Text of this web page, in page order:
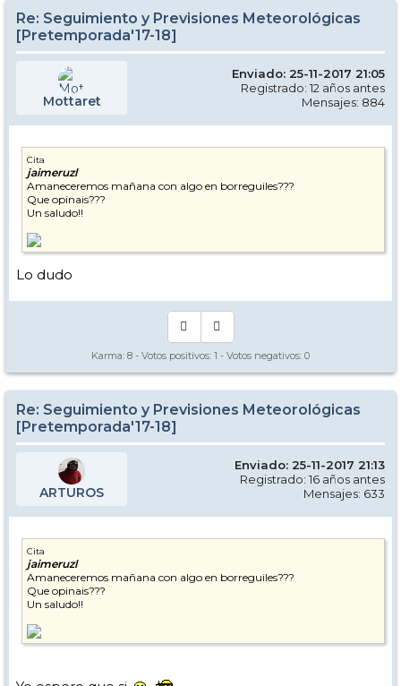
Re: Seguimiento y Previsiones Meteorológicas
[Pretemporada'17-18]
Mottaret
Enviado: 25-11-2017 21:05
Registrado: 12 años antes
Mensajes: 884
Cita
jaimeruzl
Amaneceremos mañana con algo en borreguiles???
Que opinais???
Un saludo!!
Lo dudo
Karma: 8 - Votos positivos: 1 - Votos negativos: 0
Re: Seguimiento y Previsiones Meteorológicas
[Pretemporada'17-18]
ARTUROS
Enviado: 25-11-2017 21:13
Registrado: 16 años antes
Mensajes: 633
Cita
jaimeruzl
Amaneceremos mañana con algo en borreguiles???
Que opinais???
Un saludo!!